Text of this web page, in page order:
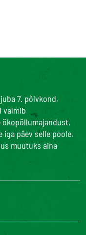
7. põlvkond,
valmib
päev selle poole,
muutuks aina